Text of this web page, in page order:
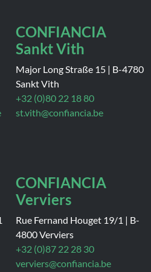
CONFIANCIA
Sankt Vith
Major Long Straße 15 | B-4780
Sankt Vith
+32 (0)80 22 18 80
st.vith@confiancia.be
CONFIANCIA
Verviers
Rue Fernand Houget 19/1 | B-
4800 Verviers
+32 (0)87 22 28 30
verviers@confiancia.be